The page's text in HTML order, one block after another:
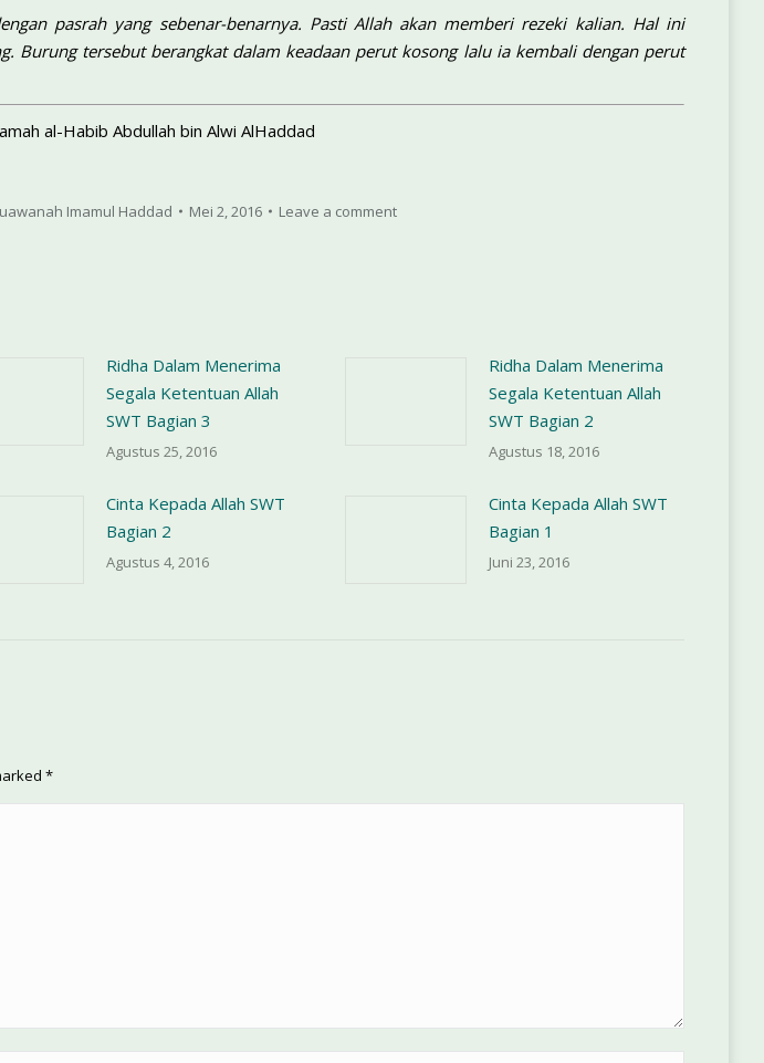
pasrah yang sebenar-benarnya. Pasti Allah akan memberi rezeki kalian. Hal ini
Burung tersebut berangkat dalam keadaan perut kosong lalu ia kembali dengan perut
al-Habib Abdullah bin Alwi AlHaddad
Imamul Haddad Mei 2, 2016 Leave a comment
Ridha Dalam Menerima
Segala Ketentuan Allah
SWT Bagian 3
Agustus 25, 2016
Ridha Dalam Menerima
Segala Ketentuan Allah
SWT Bagian 2
Agustus 18, 2016
Cinta Kepada Allah SWT
Bagian 2
Agustus 4, 2016
Cinta Kepada Allah SWT
Bagian 1
Juni 23, 2016
*